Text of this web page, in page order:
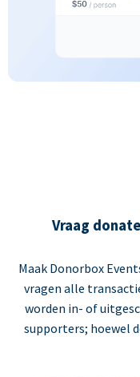
Vraag
Maak Donorbox
vragen alle
worden in- of
supporters; hoewel